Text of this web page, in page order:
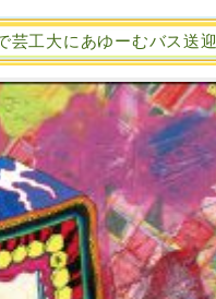
芸工大にあゆーむバス送迎